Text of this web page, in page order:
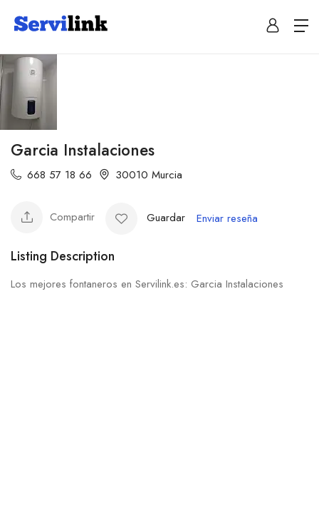
Garcia Instalaciones
668 57 18 66 30010 Murcia
Compartir Guardar Enviar reseña
Listing Description
Los mejores fontaneros en Servilink.es: Garcia Instalaciones